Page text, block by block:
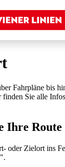
Route planen
Fahrpläne bis
Sie alle
Ihre Route
oder Zielort ins